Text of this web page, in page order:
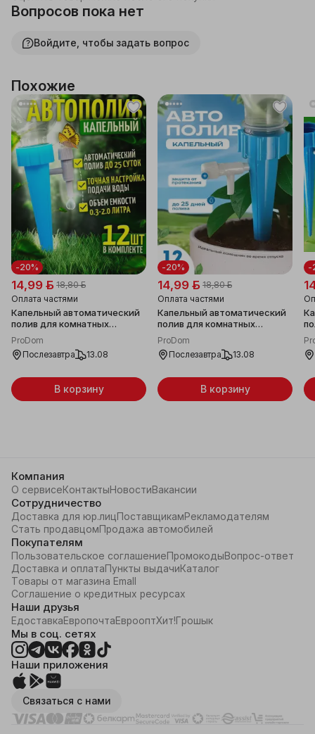
удалите кольцо с горлышка бутылки.
Вопросов пока нет
Войдите, чтобы задать вопрос
Похожие
-20%
14,99 ƃ 18,80 ƃ
Оплата частями
Капельный автоматический
полив для комнатных
домашних растений, цветов,
рассады, сада, огорода,
грядок, теплицы; система
шт)
ProDom
Послезавтра
13.08
В корзину
-20%
14,99 ƃ 18,80 ƃ
Оплата частями
Капельный автоматический
полив для комнатных
домашних растений, цветов,
рассады, сада, огорода,
грядок, теплицы; система
шт)
ProDom
Послезавтра
13.08
В корзину
-
Компания
О сервисеКонтактыНовостиВакансии
Сотрудничество
Доставка для юр.лицПоставщикамРекламодателям
Стать продавцомПродажа автомобилей
Покупателям
Пользовательское соглашениеПромокодыВопрос-ответ
Доставка и оплатаПункты выдачиКаталог
Товары от магазина Emall
Соглашение о кредитных ресурсах
Наши друзья
ЕдоставкаЕвропочтаЕврооптХит!Грошык
Мы в соц. сетях
Наши приложения
Связаться с нами